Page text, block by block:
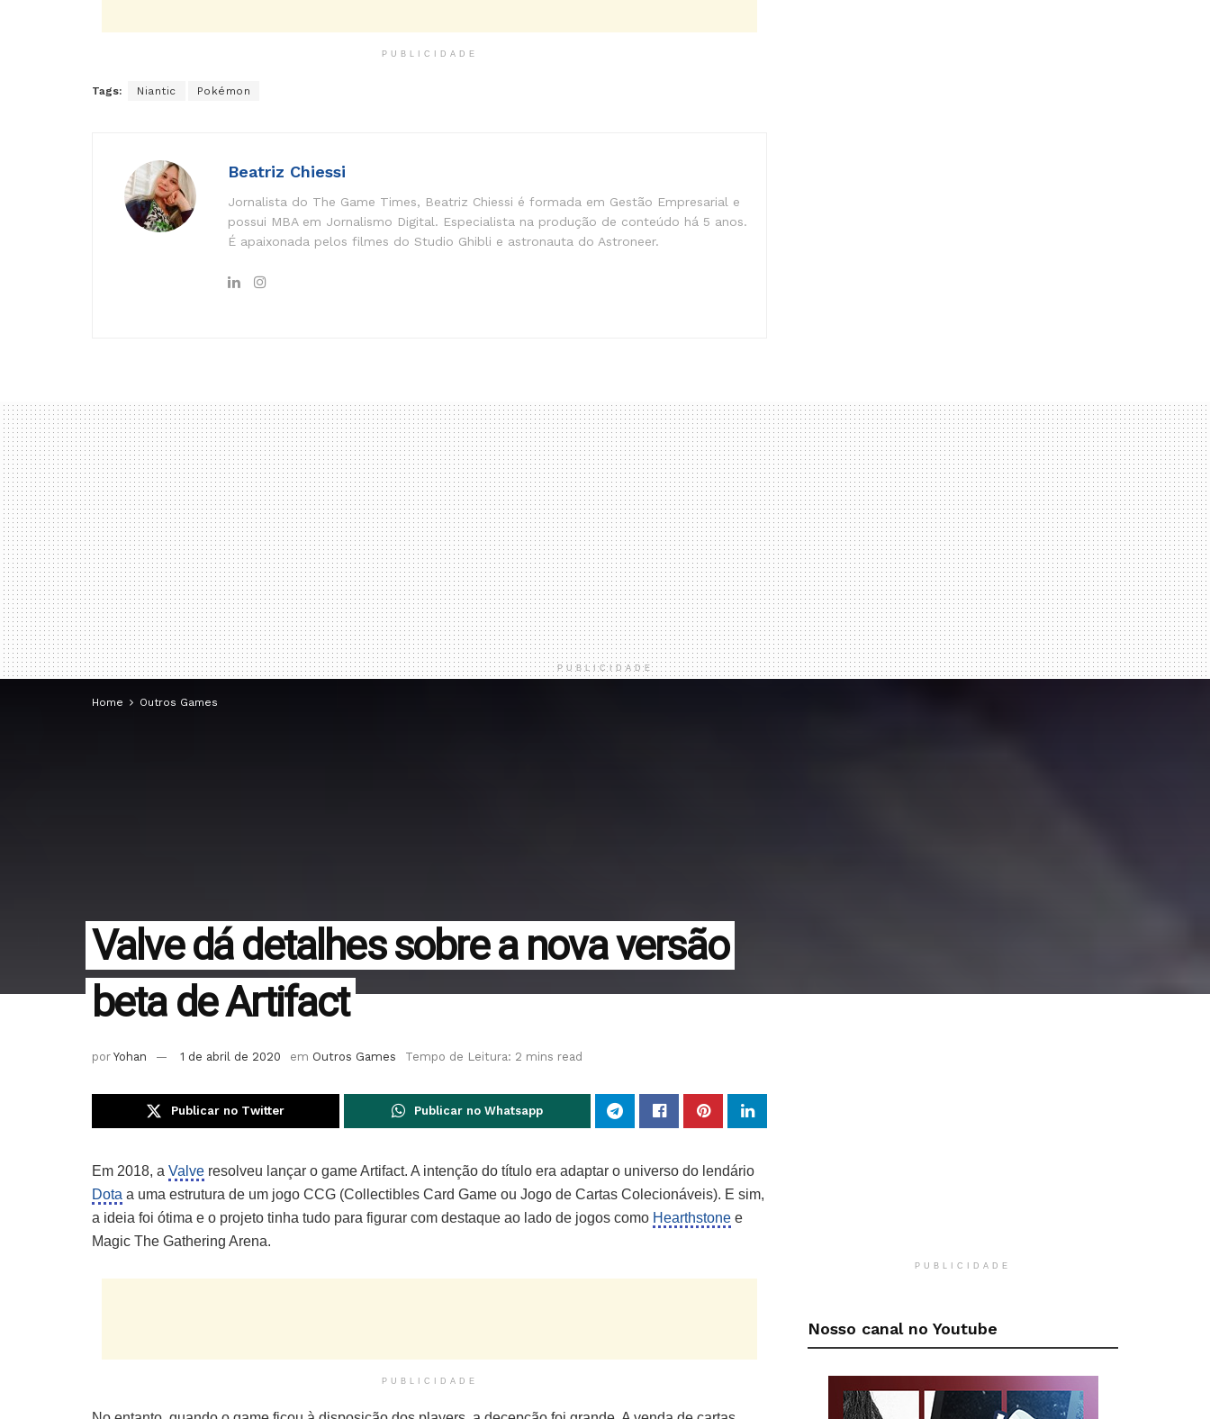
PUBLICIDADE
Tags: Niantic Pokémon
Beatriz Chiessi
Jornalista do The Game Times, Beatriz Chiessi é formada em Gestão Empresarial e
possui MBA em Jornalismo Digital. Especialista na produção de conteúdo há 5 anos.
É apaixonada pelos filmes do Studio Ghibli e astronauta do Astroneer.
PUBLICIDADE
Home Outros Games
Valve dá detalhes sobre a nova versão
beta de Artifact
por Yohan 1 de abril de 2020 em Outros Games Tempo de Leitura: 2 mins read
Publicar no Twitter Publicar no Whatsapp
Em 2018, a Valve resolveu lançar o game Artifact. A intenção do título era adaptar o universo do lendário
Dota a uma estrutura de um jogo CCG (Collectibles Card Game ou Jogo de Cartas Colecionáveis). E sim,
a ideia foi ótima e o projeto tinha tudo para figurar com destaque ao lado de jogos como Hearthstone e
Magic The Gathering Arena.
PUBLICIDADE
PUBLICIDADE
Nosso canal no Youtube